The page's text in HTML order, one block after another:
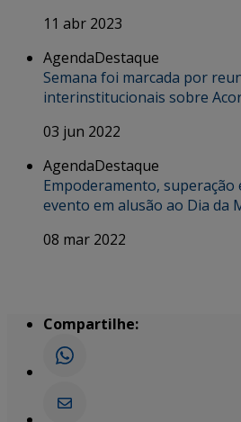
11 abr 2023
AgendaDestaque
Semana foi marcada por
interinstitucionais sobre
03 jun 2022
AgendaDestaque
Empoderamento, superação
evento em alusão ao Dia da
08 mar 2022
Compartilhe: